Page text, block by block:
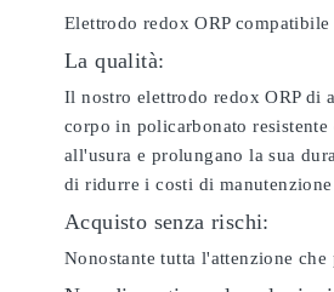
Elettrodo redox ORP
La qualità:
Il nostro elettrodo redox ORP di
corpo in policarbonato
all'usura e prolungano la sua
di ridurre i costi di
Acquisto senza rischi:
Nonostante tutta l'attenzione